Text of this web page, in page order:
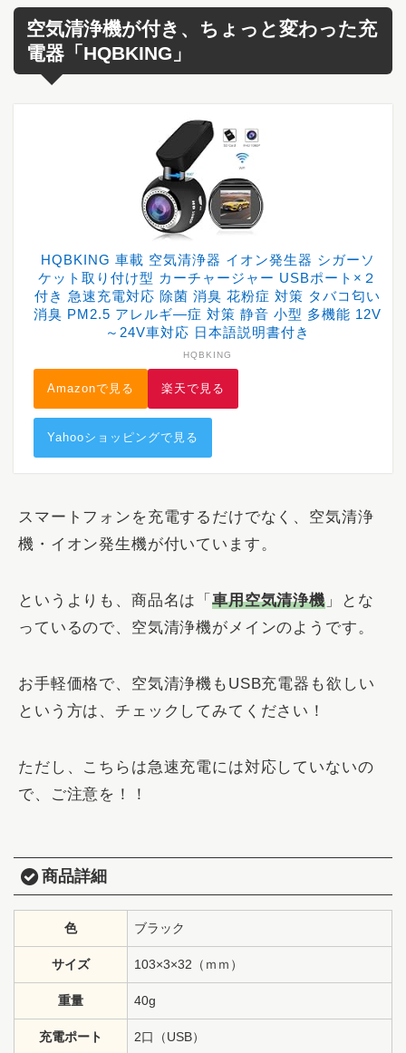
空気清浄機が付き、ちょっと変わった充
電器「HQBKING」
HQBKING 車載 空気清浄器 イオン発生器 シガーソ
ケット取り付け型 カーチャージャー USBポート×２
付き 急速充電対応 除菌 消臭 花粉症 対策 タバコ匂い
消臭 PM2.5 アレルギ―症 対策 静音 小型 多機能 12V
～24V車対応 日本語説明書付き
HQBKING
Amazonで見る 楽天で見る
Yahooショッピングで見る
スマートフォンを充電するだけでなく、空気清浄
機・イオン発生機が付いています。
というよりも、商品名は「車用空気清浄機 」とな
っているので、空気清浄機がメインのようです。
お手軽価格で、空気清浄機もUSB充電器も欲しい
という方は、チェックしてみてください！
ただし、こちらは急速充電には対応していないの
で、ご注意を！！
商品詳細
色 ブラック
サイズ 103×3×32（ｍｍ）
重量 40g
充電ポート 2口（USB）